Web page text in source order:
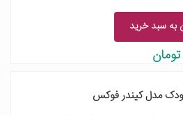
به سبد خرید
مدل کیندر فوکس